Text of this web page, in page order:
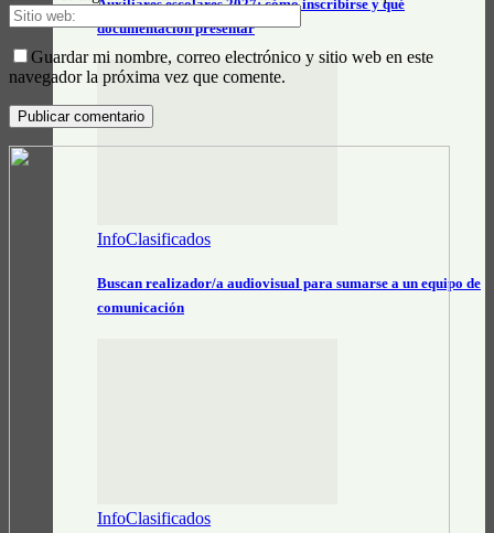
Auxiliares escolares 2027: cómo inscribirse y qué
documentación presentar
InfoClasificados
Buscan realizador/a audiovisual para sumarse a un equipo de
comunicación
InfoClasificados
Guardar mi nombre, correo electrónico y sitio web en este
navegador la próxima vez que comente.